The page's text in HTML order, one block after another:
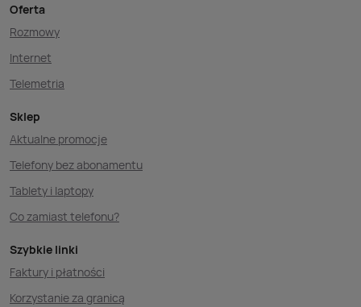
Oferta
Rozmowy
Internet
Telemetria
Sklep
Aktualne promocje
Telefony bez abonamentu
Tablety i laptopy
Co zamiast telefonu?
Szybkie linki
Faktury i płatności
Korzystanie za granicą